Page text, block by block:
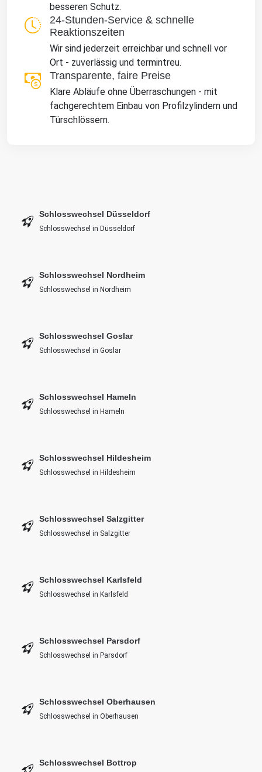
besseren Schutz.
24-Stunden-Service & schnelle
Reaktionszeiten
Wir sind jederzeit erreichbar und schnell vor
Ort - zuverlässig und termintreu.
Transparente, faire Preise
Klare Abläufe ohne Überraschungen - mit
fachgerechtem Einbau von Profilzylindern und
Türschlössern.
Schlosswechsel Düsseldorf
Schlosswechsel in Düsseldorf
Schlosswechsel Nordheim
Schlosswechsel in Nordheim
Schlosswechsel Goslar
Schlosswechsel in Goslar
Schlosswechsel Hameln
Schlosswechsel in Hameln
Schlosswechsel Hildesheim
Schlosswechsel in Hildesheim
Schlosswechsel Salzgitter
Schlosswechsel in Salzgitter
Schlosswechsel Karlsfeld
Schlosswechsel in Karlsfeld
Schlosswechsel Parsdorf
Schlosswechsel in Parsdorf
Schlosswechsel Oberhausen
Schlosswechsel in Oberhausen
Schlosswechsel Bottrop